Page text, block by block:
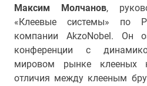
Максим Молчанов,
«Клеевые системы» по
компании AkzoNobel. Он
конференции с
мировом рынке клееных
отличия между клееным